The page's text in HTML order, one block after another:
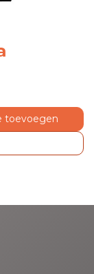
toevoegen